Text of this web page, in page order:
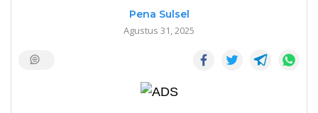
Pena Sulsel
Agustus 31, 2025